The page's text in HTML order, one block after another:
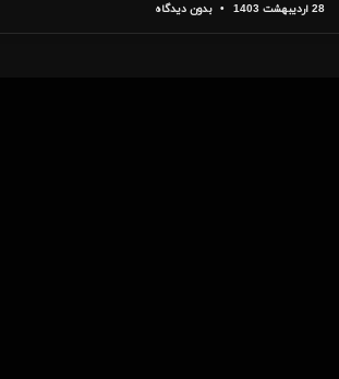
28 اردیبهشت 1403 بدون دیدگاه